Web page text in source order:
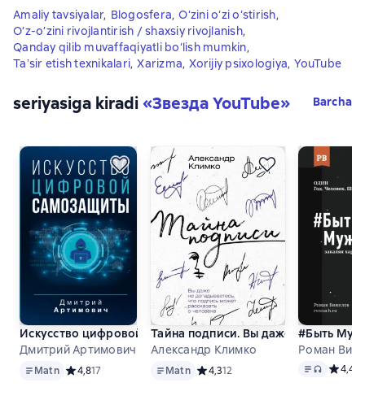
Amaliy tavsiyalar, Blogosfera, O‘zini o‘zi o‘stirish,
O’z-o’zini rivojlantirish / shaxsiy rivojlanish,
Qanday qilib muvaffaqiyatli bo‘lish mumkin,
Taʼsir etish texnikalari, Xarizma, Xorijiy psixologiya, YouTube
seriyasiga kiradi«Звезда YouTube» Barcha
Искусство цифровой самозащиты
Дмитрий Артимович
MatnMatn Средний рейтинг 4,8 на основе 17 оценок
4,817
Тайна подписи. Вы даже не
Александр Климко
MatnMatn Средний рейтинг 4,3 на основе 12
4,312
#Быть
Роман
Matn , audio
4,4